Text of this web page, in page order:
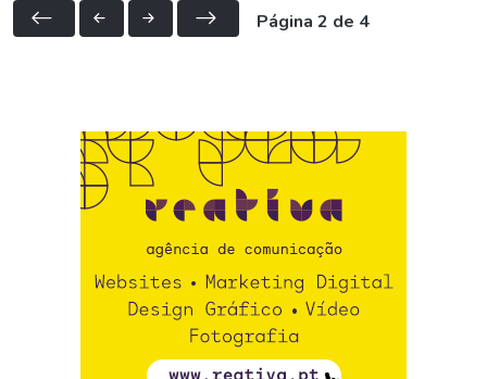
Página 2 de 4